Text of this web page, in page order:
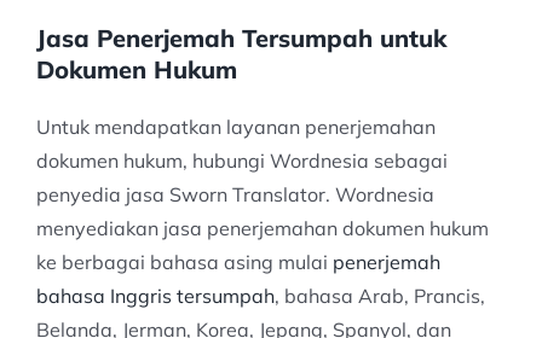
Jasa Penerjemah Tersumpah untuk
Dokumen Hukum
Untuk mendapatkan layanan penerjemahan
dokumen hukum, hubungi Wordnesia sebagai
penyedia jasa Sworn Translator. Wordnesia
menyediakan jasa penerjemahan dokumen hukum
ke berbagai bahasa asing mulai penerjemah
bahasa Inggris tersumpah, bahasa Arab, Prancis,
Belanda, Jerman, Korea, Jepang, Spanyol, dan